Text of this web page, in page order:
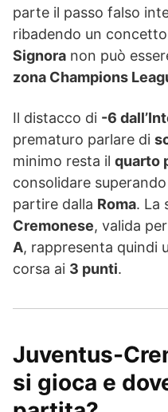
parte il passo falso
ribadendo un
Signora non può
zona Champions
Il distacco di -6
prematuro parlare di
minimo resta il quarto
consolidare
partire dalla Roma. La
Cremonese, valida
A, rappresenta quindi
corsa ai 3 punti.
Juventus-
si gioca e